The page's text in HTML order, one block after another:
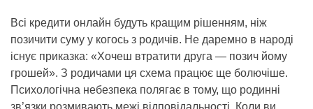
Всі кредити онлайн будуть кращим рішенням, ніж
позичити суму у когось з родичів. Не даремно в народі
існує приказка: «Хочеш втратити друга — позич йому
грошей». З родичами ця схема працює ще болючіше.
Психологічна небезпека полягає в тому, що родинні